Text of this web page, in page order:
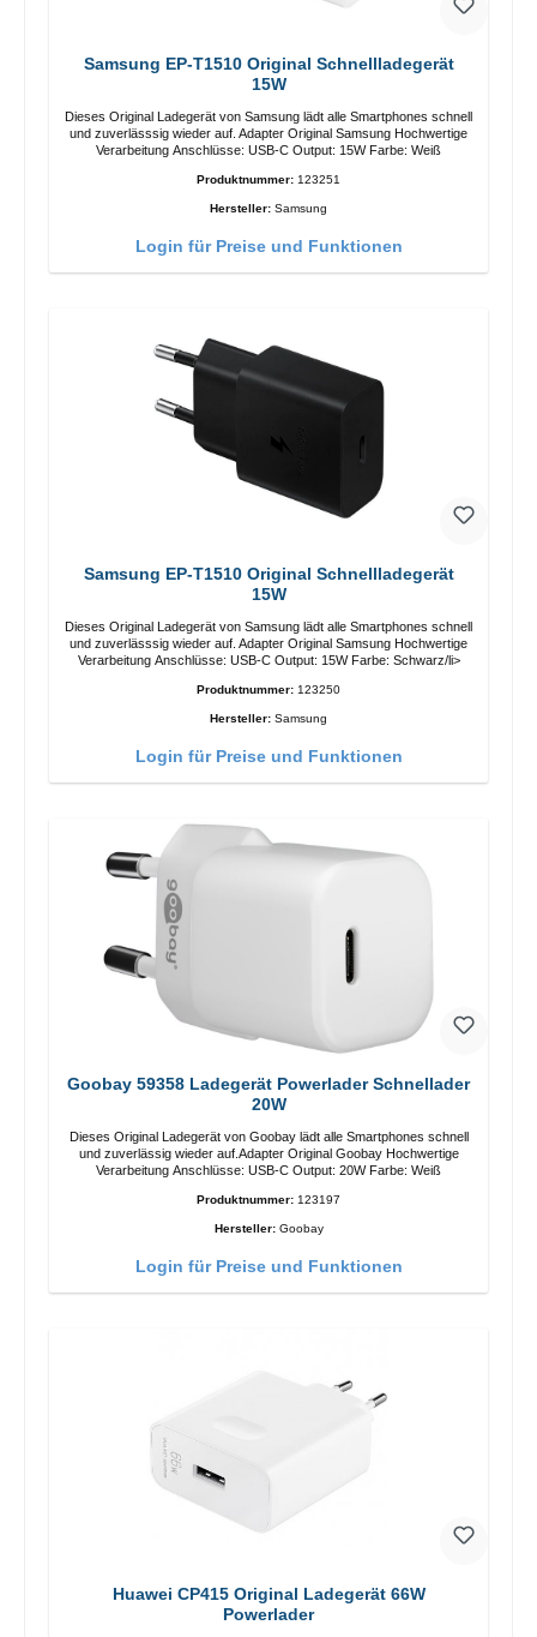
Samsung EP-T1510 Original Schnellladegerät
15W
Dieses Original Ladegerät von Samsung lädt alle Smartphones schnell
und zuverlässsig wieder auf. Adapter Original Samsung Hochwertige
Verarbeitung Anschlüsse: USB-C Output: 15W Farbe: Weiß
Produktnummer: 123251
Hersteller: Samsung
Login für Preise und Funktionen
Samsung EP-T1510 Original Schnellladegerät
15W
Dieses Original Ladegerät von Samsung lädt alle Smartphones schnell
und zuverlässsig wieder auf. Adapter Original Samsung Hochwertige
Verarbeitung Anschlüsse: USB-C Output: 15W Farbe: Schwarz/li>
Produktnummer: 123250
Hersteller: Samsung
Login für Preise und Funktionen
Goobay 59358 Ladegerät Powerlader Schnellader
20W
Dieses Original Ladegerät von Goobay lädt alle Smartphones schnell
und zuverlässig wieder auf.Adapter Original Goobay Hochwertige
Verarbeitung Anschlüsse: USB-C Output: 20W Farbe: Weiß
Produktnummer: 123197
Hersteller: Goobay
Login für Preise und Funktionen
Huawei CP415 Original Ladegerät 66W
Powerlader